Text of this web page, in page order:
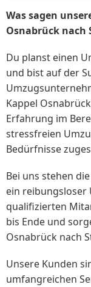
Was sagen
Osnabrück
Du planst einen
und bist auf der
Kappel
Erfahrung im
stressfreien
Bedürfnisse
Bei uns stehen
ein reibungsloser
qualifizierten
bis Ende und
Osnabrück nach
Unsere Kunden
umfangreichen